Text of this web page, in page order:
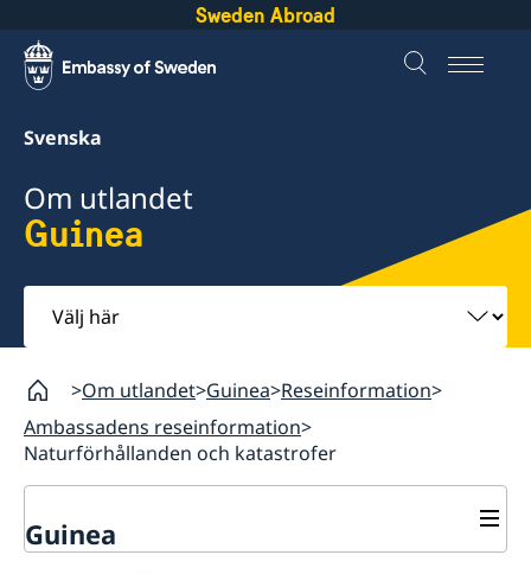
Sweden Abroad
Svenska
Om utlandet
Guinea
Välj
här
Om utlandet Guinea Reseinformation
Ambassadens reseinformation
Naturförhållanden och katastrofer
Guinea